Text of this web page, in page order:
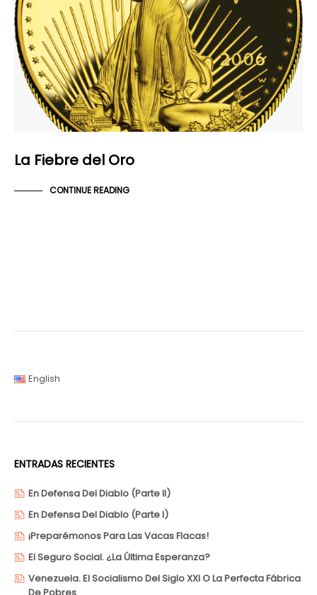
La Fiebre del Oro
CONTINUE READING
English
ENTRADAS RECIENTES
En Defensa Del Diablo (Parte II)
En Defensa Del Diablo (Parte I)
¡Preparémonos Para Las Vacas Flacas!
El Seguro Social. ¿La Última Esperanza?
Venezuela. El Socialismo Del Siglo XXI O La Perfecta Fábrica